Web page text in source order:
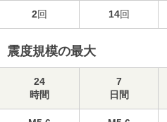
2回 14回
震度規模の最大
24
時間
7
日間